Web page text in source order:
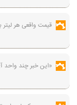
قیمت واقعی هر
«این خبر چند واحد